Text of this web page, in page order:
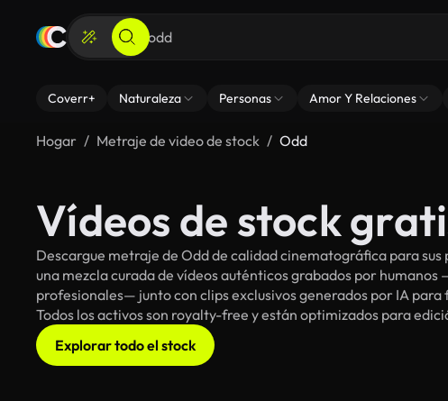
Coverr+ Naturaleza Personas Amor Y Relaciones
Hogar Metraje de video de stock Odd
Vídeos de stock
Descargue metraje de Odd de calidad cinematográfica para
una mezcla curada de vídeos auténticos grabados por
profesionales— junto con clips exclusivos generados por IA para
Todos los activos son royalty-free y están optimizados para
Explorar todo el stock